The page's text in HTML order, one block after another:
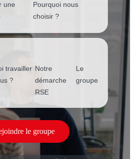
une
Pourquoi nous
choisir ?
travailler
?
Notre
démarche
RSE
Le
groupe
le groupe